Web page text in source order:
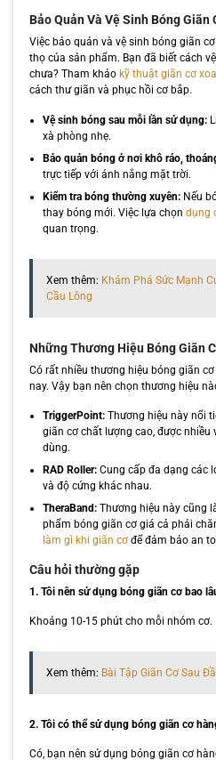
Bảo Quản Và Vệ Sinh Bóng Giãn
Việc bảo quản và vệ sinh bóng giãn
thọ của sản phẩm. Bạn đã biết cách
chưa? Tham khảo kỹ thuật giãn cơ
cách thư giãn và phục hồi cơ bắp.
Vệ sinh bóng sau mỗi lần sử dụng:
xà phòng nhẹ.
Bảo quản bóng ở nơi khô ráo,
trực tiếp với ánh nắng mặt trời.
Kiểm tra bóng thường xuyên:Nếu
thay bóng mới. Việc lựa chọn dụng
quan trọng.
Xem thêm: Khám Phá Sức Mạnh
Cầu Lông
Những Thương Hiệu Bóng Giãn
Có rất nhiều thương hiệu bóng giãn
nay. Vậy bạn nên chọn thương hiệu
TriggerPoint:Thương hiệu này nổi
giãn cơ chất lượng cao, được nhiều
dùng.
RAD Roller:Cung cấp đa dạng các
và độ cứng khác nhau.
TheraBand:Thương hiệu này cũng
phẩm bóng giãn cơ giá cả phải
làm gì khi giãn cơđể đảm bảo an
Câu hỏi thường gặp
1. Tôi nên sử dụng bóng giãn cơ bao
Khoảng 10-15 phút cho mỗi nhóm cơ.
Xem thêm: Bài Tập Giãn Cơ Sau
2. Tôi có thể sử dụng bóng giãn cơ
Có, bạn nên sử dụng bóng giãn cơ